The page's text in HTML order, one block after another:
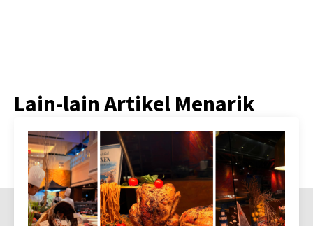
Lain-lain Artikel Menarik